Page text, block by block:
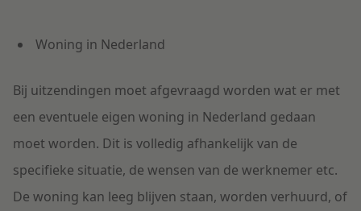
Woning in Nederland
Bij uitzendingen moet afgevraagd worden wat er met
een eventuele eigen woning in Nederland gedaan
moet worden. Dit is volledig afhankelijk van de
specifieke situatie, de wensen van de werknemer etc.
De woning kan leeg blijven staan, worden verhuurd, of